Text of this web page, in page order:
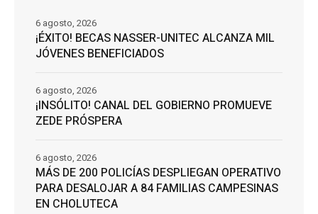
¡ÉXITO! BECAS NASSER-UNITEC ALCANZA MIL
JÓVENES BENEFICIADOS
6 agosto, 2026
¡INSÓLITO! CANAL DEL GOBIERNO PROMUEVE
ZEDE PRÓSPERA
6 agosto, 2026
MÁS DE 200 POLICÍAS DESPLIEGAN OPERATIVO
PARA DESALOJAR A 84 FAMILIAS CAMPESINAS
EN CHOLUTECA
6 agosto, 2026